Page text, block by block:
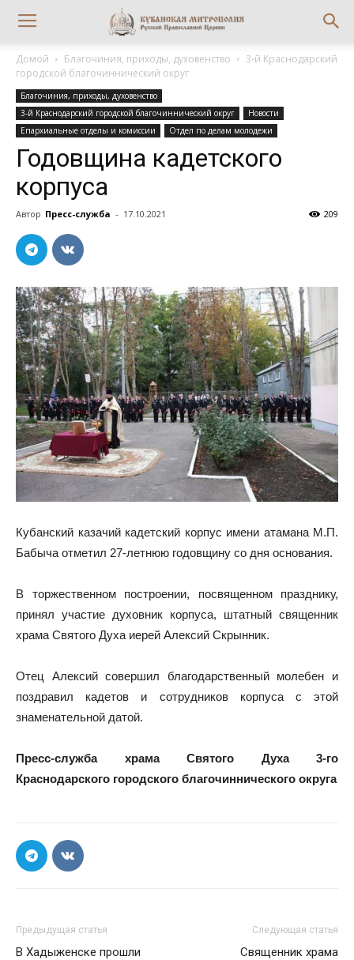
Домой Благочиния, приходы, духовенство
3-й Краснодарский
городской благочиннический округ
Благочиния, приходы, духовенство
3-й Краснодарский городской благочиннический округ
Новости
Епархиальные отделы и комиссии
Отдел по делам молодежи
Годовщина кадетского
корпуса
Автор Пресс-служба - 17.10.2021 209
Кубанский казачий кадетский корпус имени атамана М.П.
Бабыча отметил 27-летнюю годовщину со дня основания.
В торжественном построении, посвященном празднику,
принял участие духовник корпуса, штатный священник
храма Святого Духа иерей Алексий Скрынник.
Отец Алексий совершил благодарственный молебен и
поздравил кадетов и сотрудников корпуса с этой
знаменательной датой.
Пресс-служба храма Святого Духа 3-го
Краснодарского городского благочиннического округа
Предыдущая статья
В Хадыженске прошли
Следующая статья
Священник храма